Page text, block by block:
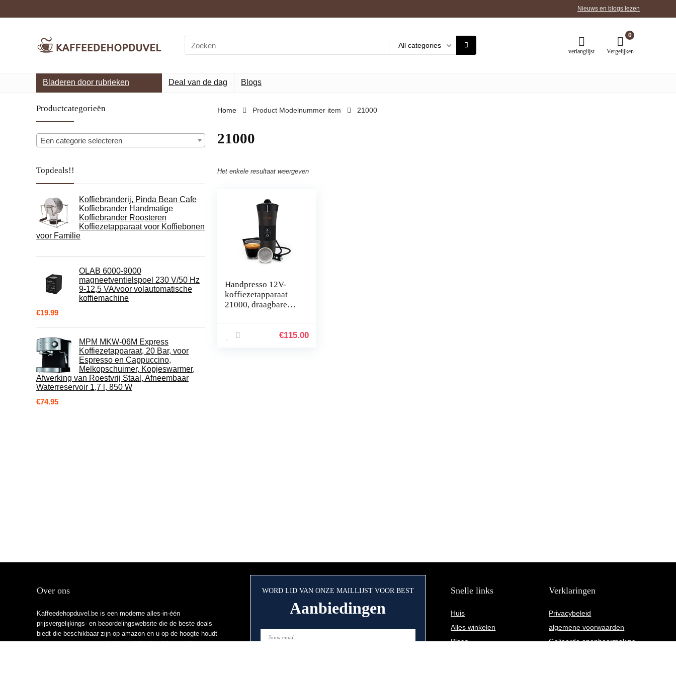
Nieuws en blogs lezen
Search
for:
All categories
verlanglijst
0
Vergelijken
Bladeren door rubrieken Deal van de dag Blogs
Productcategorieën
Een categorie selecteren
Topdeals!!
Koffiebranderij, Pinda Bean Cafe
Koffiebrander Handmatige
Koffiebrander Roosteren
Koffiezetapparaat voor Koffiebonen
voor Familie
OLAB 6000-9000
magneetventielspoel 230 V/50 Hz
9-12,5 VA/voor volautomatische
koffiemachine
€19.99
MPM MKW-06M Express
Koffiezetapparaat, 20 Bar, voor
Espresso en Cappuccino,
Melkopschuimer, Kopjeswarmer,
Afwerking van Roestvrij Staal, Afneembaar
Waterreservoir 1,7 l, 850 W
€74.95
Home Product Modelnummer item ‎21000
‎21000
Het enkele resultaat weergeven
Handpresso 12V-
koffiezetapparaat
21000, draagbare
€115.00
Over ons
Kaffeedehopduvel.be is een moderne alles-in-één
prijsvergelijkings- en beoordelingswebsite die de beste deals
biedt die beschikbaar zijn op amazon en u op de hoogte houdt
via de laatst toegevoegde blogs. Alle afbeeldingen zijn
WORD LID VAN ONZE MAILLIJST VOOR BEST
Aanbiedingen
Snelle links
Huis
Alles winkelen
Blogs
Verklaringen
Privacybeleid
algemene voorwaarden
Gelieerde openbaarmaking